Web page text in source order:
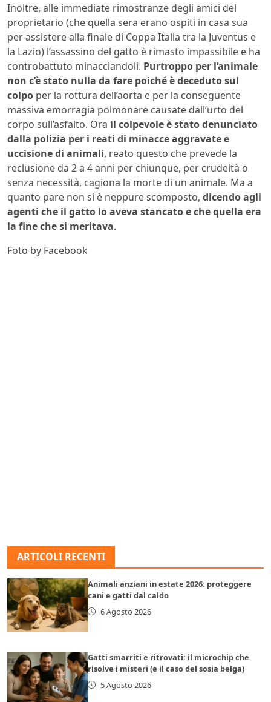
Inoltre, alle immediate rimostranze degli amici del
proprietario (che quella sera erano ospiti in casa sua
per assistere alla finale di Coppa Italia tra la Juventus e
la Lazio) l’assassino del gatto è rimasto impassibile e ha
controbattuto minacciandoli. Purtroppo per l’animale
non c’è stato nulla da fare poiché è deceduto sul
colpo per la rottura dell’aorta e per la conseguente
massiva emorragia polmonare causate dall’urto del
corpo sull’asfalto. Ora il colpevole è stato denunciato
dalla polizia per i reati di minacce aggravate e
uccisione di animali, reato questo che prevede la
reclusione da 2 a 4 anni per chiunque, per crudeltà o
senza necessità, cagiona la morte di un animale. Ma a
quanto pare non si è neppure scomposto, dicendo agli
agenti che il gatto lo aveva stancato e che quella era
la fine che si meritava.
Foto by Facebook
ARTICOLI RECENTI
Animali anziani in estate 2026: proteggere
cani e gatti dal caldo
6 Agosto 2026
Gatti smarriti e ritrovati: il microchip che
risolve i misteri (e il caso del sosia belga)
5 Agosto 2026